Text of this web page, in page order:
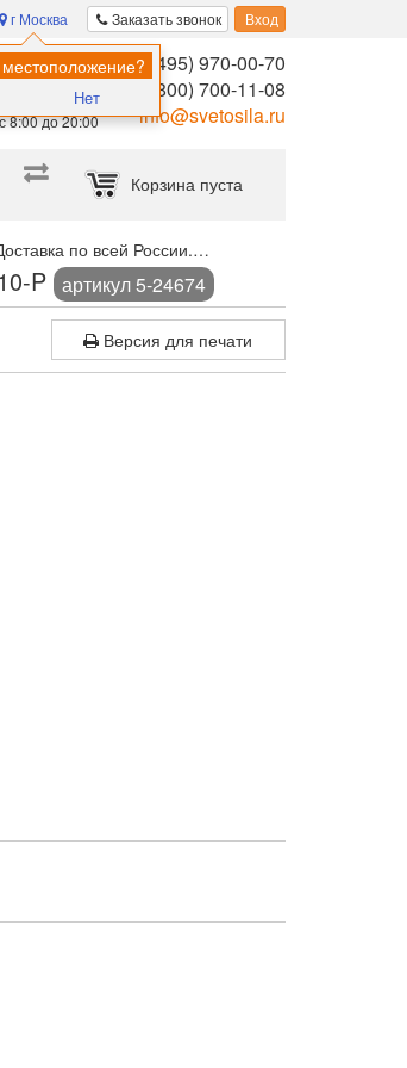
Заказать звонок Вход
г Москва
Нет
Помощь в
Ежедневно,
8:00 до 20:00
8 (495) 970-00-70
8 (800) 700-11-08
info@svetosila.ru
Корзина пуста
по всей России.
P артикул 5-24674
Версия для печати